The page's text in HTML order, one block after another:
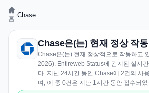
홈 Chase
Chase은(는) 현재 정상 작
Chase은(는) 현재 정상적으로 작동하고
2026). Entireweb Status에 감지된 실시
다. 지난 24시간 동안 Chase에 2건의 사
며, 이 중 0건은 지난 1시간 동안 접수되